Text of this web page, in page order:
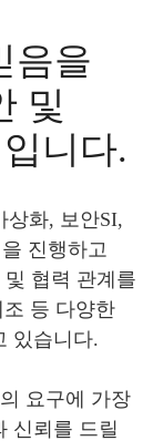
음을
및
니다.
상화, 보안SI,
진행하고
협력 관계를
등 다양한
있습니다.
요구에 가장
신뢰를 드릴